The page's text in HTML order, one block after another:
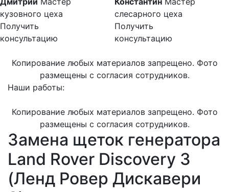
кузовного цеха
Получить
консультацию
слесарного цеха
Получить
консультацию
Копирование любых материалов запрещено. Фото
размещены с согласия сотрудников.
Наши работы:
Копирование любых материалов запрещено. Фото
размещены с согласия сотрудников.
Замена щеток генератора
Land Rover Discovery 3
(Ленд Ровер Дискавери